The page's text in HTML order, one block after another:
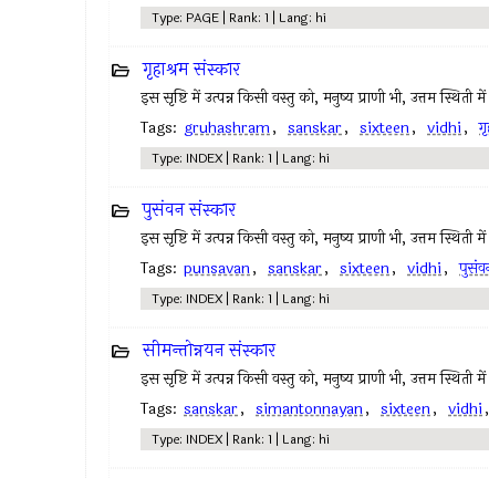
Type: PAGE | Rank: 1 | Lang: hi
गृहाश्रम संस्कार
इस सृष्टि में उत्पन्न किसी वस्तु को, मनुष्य प्राणी भी, उत्तम स्थिती
Tags: gruhashram, sanskar, sixteen, vidhi,
Type: INDEX | Rank: 1 | Lang: hi
पुसंवन संस्कार
इस सृष्टि में उत्पन्न किसी वस्तु को, मनुष्य प्राणी भी, उत्तम स्थिती
Tags: punsavan, sanskar, sixteen, vidhi,
Type: INDEX | Rank: 1 | Lang: hi
सीमन्तोन्नयन संस्कार
इस सृष्टि में उत्पन्न किसी वस्तु को, मनुष्य प्राणी भी, उत्तम स्थिती
Tags: sanskar, simantonnayan, sixteen, vidhi,
Type: INDEX | Rank: 1 | Lang: hi